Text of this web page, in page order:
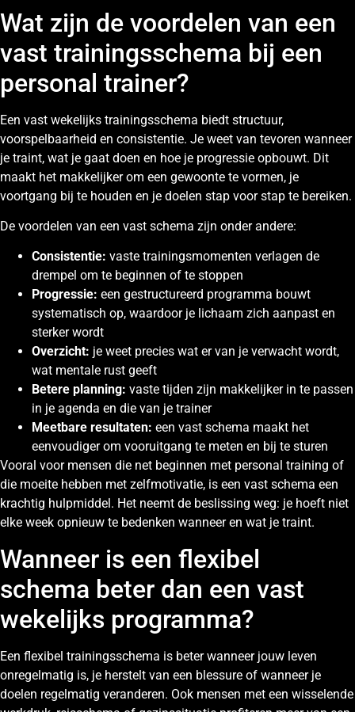
Wat zijn de voordelen van een
vast trainingsschema bij een
personal trainer?
Een vast wekelijks trainingsschema biedt structuur,
voorspelbaarheid en consistentie. Je weet van tevoren wanneer
je traint, wat je gaat doen en hoe je progressie opbouwt. Dit
maakt het makkelijker om een gewoonte te vormen, je
voortgang bij te houden en je doelen stap voor stap te bereiken.
De voordelen van een vast schema zijn onder andere:
Consistentie: vaste trainingsmomenten verlagen de
drempel om te beginnen of te stoppen
Progressie: een gestructureerd programma bouwt
systematisch op, waardoor je lichaam zich aanpast en
sterker wordt
Overzicht: je weet precies wat er van je verwacht wordt,
wat mentale rust geeft
Betere planning: vaste tijden zijn makkelijker in te passen
in je agenda en die van je trainer
Meetbare resultaten: een vast schema maakt het
eenvoudiger om vooruitgang te meten en bij te sturen
Vooral voor mensen die net beginnen met personal training of
die moeite hebben met zelfmotivatie, is een vast schema een
krachtig hulpmiddel. Het neemt de beslissing weg: je hoeft niet
elke week opnieuw te bedenken wanneer en wat je traint.
Wanneer is een flexibel
schema beter dan een vast
wekelijks programma?
Een flexibel trainingsschema is beter wanneer jouw leven
onregelmatig is, je herstelt van een blessure of wanneer je
doelen regelmatig veranderen. Ook mensen met een wisselende